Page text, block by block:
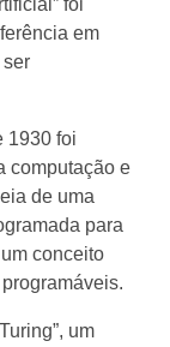
foi
em
ser
1930 foi
computação e
de uma
para
conceito
um